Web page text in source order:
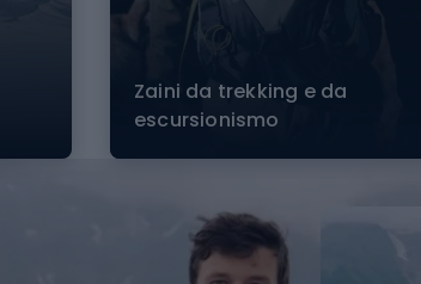
Zaini da trekking e da
escursionismo